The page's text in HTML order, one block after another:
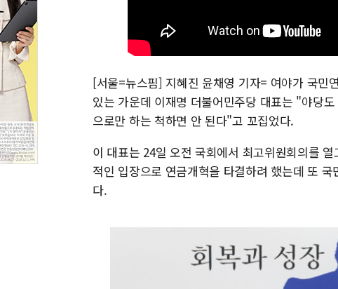
[서울=뉴스핌] 지혜진 윤채영 기자= 여야가 국민
있는 가운데 이재명 더불어민주당 대표는 "야당
으로만 하는 척하면 안 된다"고 꼬집었다.
이 대표는 24일 오전 국회에서 최고위원회의를
적인 입장으로 연금개혁을 타결하려 했는데 또
다.